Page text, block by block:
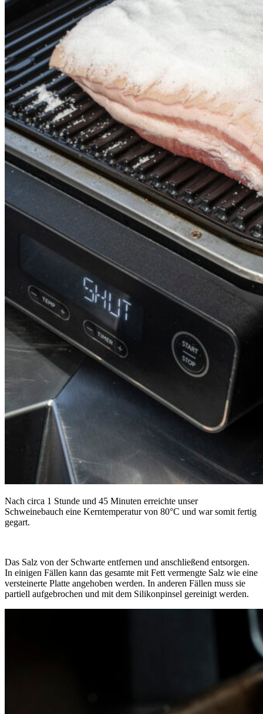
Nach circa 1 Stunde und 45 Minuten erreichte unser
Schweinebauch eine Kerntemperatur von 80°C und war somit fertig
gegart.
Das Salz von der Schwarte entfernen und anschließend entsorgen.
In einigen Fällen kann das gesamte mit Fett vermengte Salz wie eine
versteinerte Platte angehoben werden. In anderen Fällen muss sie
partiell aufgebrochen und mit dem Silikonpinsel gereinigt werden.